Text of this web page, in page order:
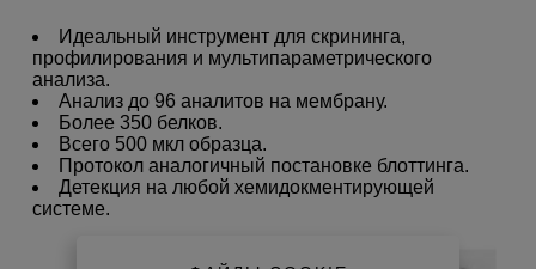
Идеальный инструмент для скрининга,
профилирования и мультипараметрического
анализа.
Анализ до 96 аналитов на мембрану.
Более 350 белков.
Всего 500 мкл образца.
Протокол аналогичный постановке блоттинга.
Детекция на любой хемидокментирующей
системе.